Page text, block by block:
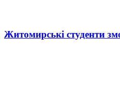
Житомирські студенти